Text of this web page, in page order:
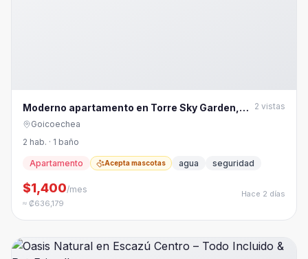
Moderno apartamento en Torre Sky Garden,
Nunciatura
2 vistas
Goicoechea
2 hab. · 1 baño
Apartamento Acepta mascotas agua seguridad
$1,400/mes
≈ ₡636,179
Hace 2 días